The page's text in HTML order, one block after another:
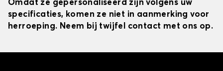
Omdat ze gepersonaliseerd zijn volgens uw
specificaties, komen ze niet in aanmerking voor
herroeping. Neem bij twijfel contact met ons op.